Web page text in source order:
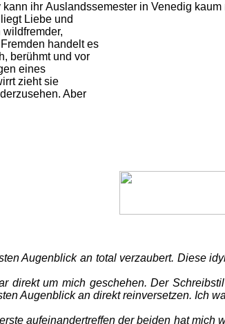
kann ihr Auslandssemester in Venedig
Liebe und
handelt es
berühmt und vor
eines
zieht sie
Aber
Augenblick an total verzaubert. Diese
direkt um mich geschehen. Der
Augenblick an direkt reinversetzen. Ich
aufeinandertreffen der beiden hat